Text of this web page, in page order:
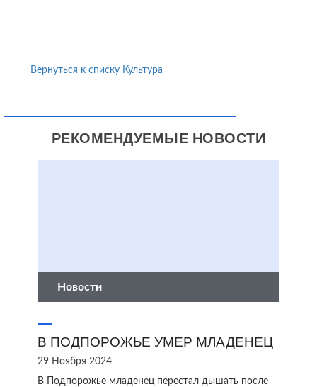
Вернуться к списку Культура
РЕКОМЕНДУЕМЫЕ НОВОСТИ
Новости
В ПОДПОРОЖЬЕ УМЕР МЛАДЕНЕЦ
29 Ноября 2024
В Подпорожье младенец перестал дышать после